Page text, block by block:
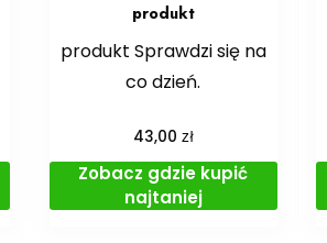
produkt
produkt Sprawdzi się na
co dzień.
43,00 zł
Zobacz gdzie kupić
najtaniej